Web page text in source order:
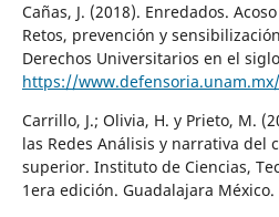
Cañas, J. (2018). Enredados.
Retos, prevención y
Derechos Universitarios en el
https://
Carrillo, J.; Olivia, H. y Prieto, M.
las Redes Análisis y narrativa del
superior. Instituto de Ciencias,
1era edición. Guadalajara México.